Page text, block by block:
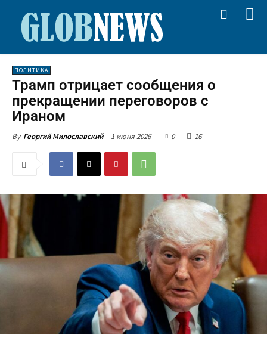
ПОЛИТИКА
Трамп отрицает сообщения о
прекращении переговоров с
Ираном
By Георгий Милославский 1 июня 2026 0 16